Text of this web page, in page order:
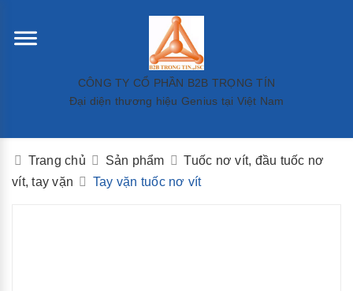
CÔNG TY CỔ PHẦN B2B TRỌNG TÍN
Đại diện thương hiệu Genius tại Việt Nam
Trang chủ Sản phẩm
Tuốc nơ vít, đầu tuốc nơ
vít, tay vặn
Tay vặn tuốc nơ vít